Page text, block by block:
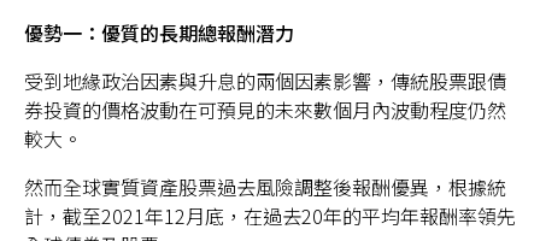
優勢一：優質的長期總報酬潛力
受到地緣政治因素與升息的兩個因素影響，傳統股票跟債
券投資的價格波動在可預見的未來數個月內波動程度仍然
較大。
然而全球實質資產股票過去風險調整後報酬優異，根據統
計，截至2021年12月底，在過去20年的平均年報酬率領先